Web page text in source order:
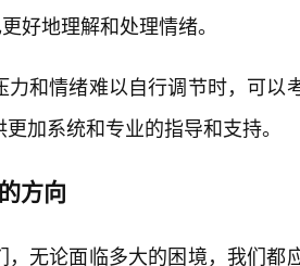
好地理解和处理情绪。
力和情绪难以自行调节时，可以
加系统和专业的指导和支持。
方向
，无论面临多大的困境，我们都